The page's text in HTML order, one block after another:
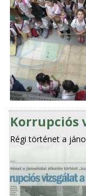
Korrupciós
Régi történet a